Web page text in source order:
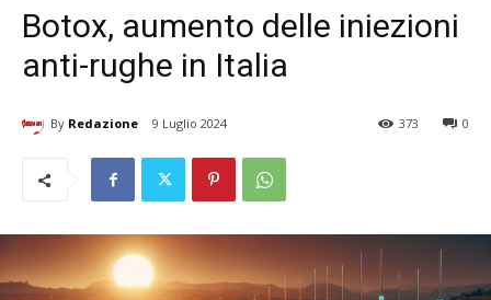
Botox, aumento delle iniezioni
anti-rughe in Italia
By Redazione 9 Luglio 2024 0
373